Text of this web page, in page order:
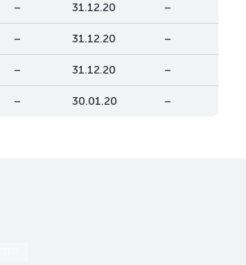
– 31.12.20 –
– 31.12.20 –
– 31.12.20 –
– 30.01.20 –